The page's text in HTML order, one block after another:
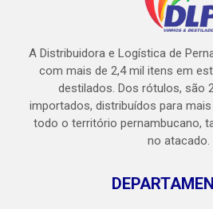
A Distribuidora e Logística de
com mais de 2,4 mil itens em
destilados. Dos rótulos, são
importados, distribuídos para
todo o território pernambucano,
no atacado.